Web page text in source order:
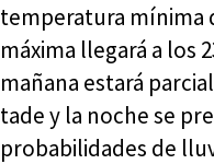
temperatura mínima
máxima llegará a los
mañana estará
tade y la noche se
probabilidades de